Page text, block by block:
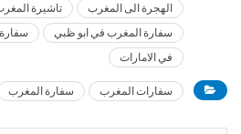
الهجرة الى المغرب
تاشيرة
سفارة المغرب في ابو ظبي
في الامارات
سفارات المغرب سفارة المغرب